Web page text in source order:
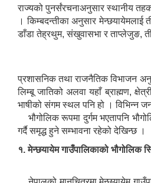
राज्यको पुनर्संरचनाअनुसार स्थानीय
। किम्बदन्तीका अनुसार मेन्छयायेमलाई
डाँडा तेह्रथुम, संखुवासभा र ताप्लेजुङ,
प्रशासनिक तथा राजनैतिक विभाजन
लिम्बू जातिको अलवा यहाँ ब्राह्मण,
भाषीको संगम स्थल पनि हो । विभिन्न
भौगोलिक रूपमा दुर्गम भएतापनि
गर्दै समृद्ध हुने सम्भावना रहेको देखिन्छ ।
१. मेन्छयायेम गाउँपालिकाको भौगोलिक